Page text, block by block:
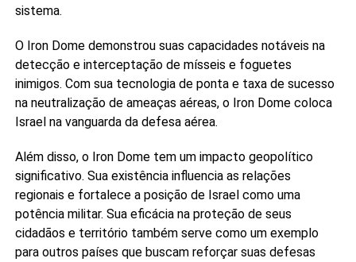
sistema.
O Iron Dome demonstrou suas capacidades notáveis na
detecção e interceptação de mísseis e foguetes
inimigos. Com sua tecnologia de ponta e taxa de sucesso
na neutralização de ameaças aéreas, o Iron Dome coloca
Israel na vanguarda da defesa aérea.
Além disso, o Iron Dome tem um impacto geopolítico
significativo. Sua existência influencia as relações
regionais e fortalece a posição de Israel como uma
potência militar. Sua eficácia na proteção de seus
cidadãos e território também serve como um exemplo
para outros países que buscam reforçar suas defesas